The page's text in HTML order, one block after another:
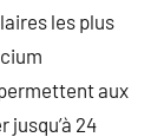
les plus
aux
24